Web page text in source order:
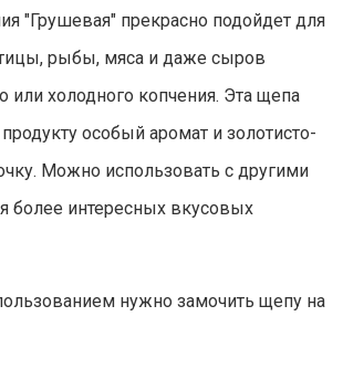
"Грушевая" прекрасно подойдет для
рыбы, мяса и даже сыров
или холодного копчения. Эта щепа
особый аромат и золотисто-
Можно использовать с другими
более интересных вкусовых
нужно замочить щепу на